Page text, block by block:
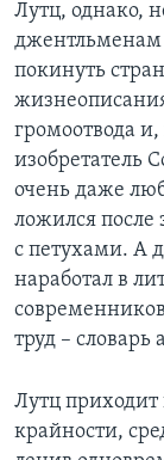
Лутц, однако,
джентльменам
покинуть
громоотвода
изобретатель
очень даже
ложился после
с петухами. А
наработал в
труд – словарь
Лутц приходит
крайности,